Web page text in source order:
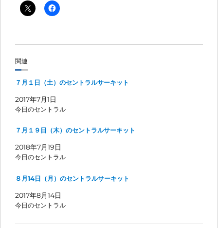
関連
７月１日（土）のセントラルサーキット
2017年7月1日
今日のセントラル
７月１９日（木）のセントラルサーキット
2018年7月19日
今日のセントラル
８月14日（月）のセントラルサーキット
2017年8月14日
今日のセントラル